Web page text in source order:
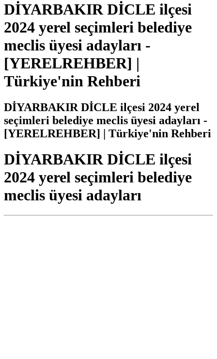
DİYARBAKIR DİCLE ilçesi
2024 yerel seçimleri belediye
meclis üyesi adayları -
[YERELREHBER] |
Türkiye'nin Rehberi
DİYARBAKIR DİCLE ilçesi 2024 yerel
seçimleri belediye meclis üyesi adayları -
[YERELREHBER] | Türkiye'nin Rehberi
DİYARBAKIR DİCLE ilçesi
2024 yerel seçimleri belediye
meclis üyesi adayları